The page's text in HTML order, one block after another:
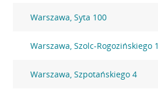
Warszawa, Syta 100
Warszawa, Szolc-Rogozińskiego 1
Warszawa, Szpotańskiego 4